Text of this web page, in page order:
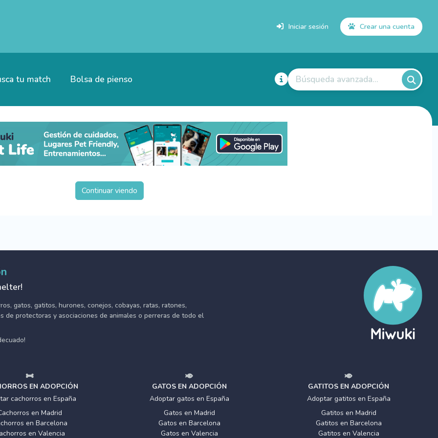
Iniciar sesión Crear una cuenta
tu match Bolsa de pienso Búsqueda avanzada...
Continuar viendo
gatos, gatitos, hurones, conejos, cobayas, ratas, ratones,
de protectoras y asociaciones de animales o perreras de todo el
EN ADOPCIÓN
cachorros en España
en Madrid
en Barcelona
en Valencia
GATOS EN ADOPCIÓN
Adoptar gatos en España
Gatos en Madrid
Gatos en Barcelona
Gatos en Valencia
GATITOS EN ADOPCIÓN
Adoptar gatitos en España
Gatitos en Madrid
Gatitos en Barcelona
Gatitos en Valencia